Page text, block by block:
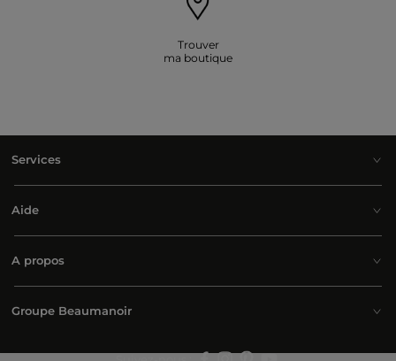
Trouver
ma boutique
Services
Aide
A propos
Groupe Beaumanoir